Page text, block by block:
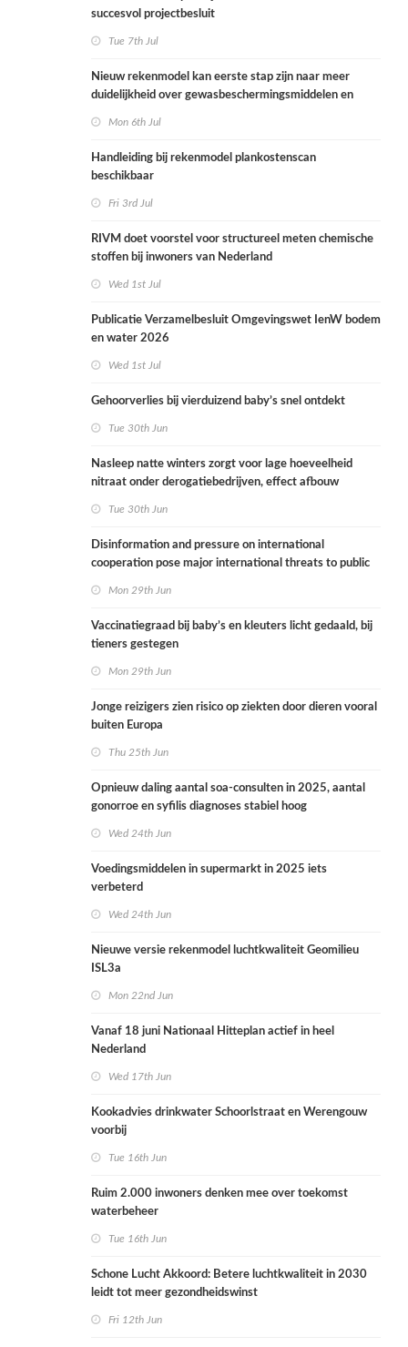
succesvol projectbesluit
Tue 7th Jul
Nieuw rekenmodel kan eerste stap zijn naar meer
duidelijkheid over gewasbeschermingsmiddelen en
Mon 6th Jul
Handleiding bij rekenmodel plankostenscan
beschikbaar
Fri 3rd Jul
RIVM doet voorstel voor structureel meten chemische
stoffen bij inwoners van Nederland
Wed 1st Jul
Publicatie Verzamelbesluit Omgevingswet IenW bodem
en water 2026
Wed 1st Jul
Gehoorverlies bij vierduizend baby’s snel ontdekt
Tue 30th Jun
Nasleep natte winters zorgt voor lage hoeveelheid
nitraat onder derogatiebedrijven, effect afbouw
Tue 30th Jun
Disinformation and pressure on international
cooperation pose major international threats to public
Mon 29th Jun
Vaccinatiegraad bij baby’s en kleuters licht gedaald, bij
tieners gestegen
Mon 29th Jun
Jonge reizigers zien risico op ziekten door dieren vooral
buiten Europa
Thu 25th Jun
Opnieuw daling aantal soa-consulten in 2025, aantal
gonorroe en syfilis diagnoses stabiel hoog
Wed 24th Jun
Voedingsmiddelen in supermarkt in 2025 iets
verbeterd
Wed 24th Jun
Nieuwe versie rekenmodel luchtkwaliteit Geomilieu
ISL3a
Mon 22nd Jun
Vanaf 18 juni Nationaal Hitteplan actief in heel
Nederland
Wed 17th Jun
Kookadvies drinkwater Schoorlstraat en Werengouw
voorbij
Tue 16th Jun
Ruim 2.000 inwoners denken mee over toekomst
waterbeheer
Tue 16th Jun
Schone Lucht Akkoord: Betere luchtkwaliteit in 2030
leidt tot meer gezondheidswinst
Fri 12th Jun